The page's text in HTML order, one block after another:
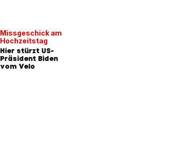
Missgeschick am
Hochzeitstag
Hier stürzt US-
Präsident Biden
vom Velo